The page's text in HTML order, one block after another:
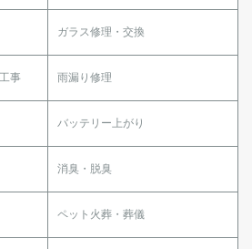
ガラス修理・交換
事 雨漏り修理
バッテリー上がり
消臭・脱臭
ペット火葬・葬儀